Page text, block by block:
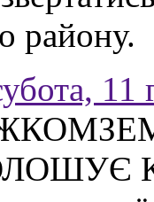
району.
11